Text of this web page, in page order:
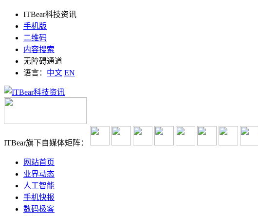
ITBear科技资讯
手机版
二维码
内容搜索
无障碍通道
语言： 中文 EN
ITBear旗下自媒体矩阵：
网站首页
业界动态
人工智能
手机快报
数码极客